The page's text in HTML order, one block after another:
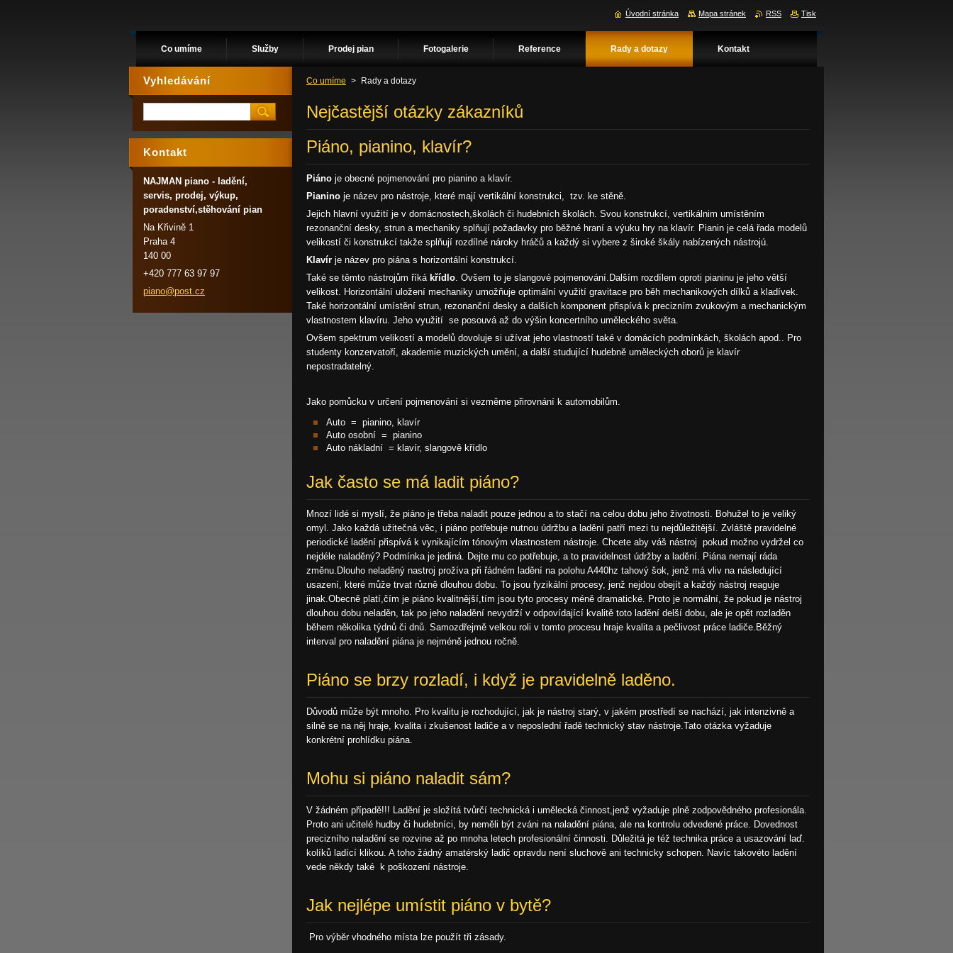
Co umíme Služby Prodej pian Fotogalerie Reference Rady a dotazy Kontakt
Co umíme > Rady a dotazy
Nejčastější otázky zákazníků
Piáno, pianino, klavír?
Piáno je obecné pojmenování pro pianino a klavír.
Pianino je název pro nástroje, které mají vertikální konstrukci, tzv. ke stěně.
Jejich hlavní využití je v domácnostech,školách či hudebních školách. Svou konstrukcí, vertikálnim umístěním
rezonanční desky, strun a mechaniky splňují požadavky pro běžné hraní a výuku hry na klavír. Pianin je celá řada modelů
velikostí či konstrukcí takže splňují rozdílné nároky hráčů a každý si vybere z široké škály nabízených nástrojú.
Klavír je název pro piána s horizontální konstrukcí.
Také se těmto nástrojům říká křídlo. Ovšem to je slangové pojmenování.Dalším rozdílem oproti pianinu je jeho větší
velikost. Horizontální uložení mechaniky umožňuje optimální využití gravitace pro běh mechanikových dílků a kladívek.
Také horizontální umístění strun, rezonanční desky a dalších komponent přispívá k precizním zvukovým a mechanickým
vlastnostem klavíru. Jeho využití se posouvá až do výšin koncertního uměleckého světa.
Ovšem spektrum velikostí a modelů dovoluje si užívat jeho vlastností také v domácích podmínkách, školách apod.. Pro
studenty konzervatoří, akademie muzických umění, a další studující hudebně uměleckých oborů je klavír
nepostradatelný.
Jako pomůcku v určení pojmenování si vezměme přirovnání k automobilům.
Auto = pianino, klavír
Auto osobní = pianino
Auto nákladní = klavír, slangově křídlo
Jak často se má ladit piáno?
Mnozí lidé si myslí, že piáno je třeba naladit pouze jednou a to stačí na celou dobu jeho životnosti. Bohužel to je veliký
omyl. Jako každá užitečná věc, i piáno potřebuje nutnou údržbu a ladění patří mezi tu nejdůležitější. Zvláště pravidelné
periodické ladění přispívá k vynikajícím tónovým vlastnostem nástroje. Chcete aby váš nástroj pokud možno vydržel co
nejdéle naladěný? Podmínka je jediná. Dejte mu co potřebuje, a to pravidelnost údržby a ladění. Piána nemají ráda
změnu.Dlouho neladěný nastroj prožíva při řádném ladění na polohu A440hz tahový šok, jenž má vliv na následující
usazení, které může trvat různě dlouhou dobu. To jsou fyzikální procesy, jenž nejdou obejít a každý nástroj reaguje
jinak.Obecně platí,čím je piáno kvalitnější,tím jsou tyto procesy méně dramatické. Proto je normální, že pokud je nástroj
dlouhou dobu neladěn, tak po jeho naladění nevydrží v odpovídající kvalitě toto ladění delší dobu, ale je opět rozladěn
během několika týdnů či dnů. Samozdřejmě velkou roli v tomto procesu hraje kvalita a pečlivost práce ladiče.Běžný
interval pro naladění piána je nejméně jednou ročně.
Piáno se brzy rozladí, i když je pravidelně laděno.
Důvodů může být mnoho. Pro kvalitu je rozhodující, jak je nástroj starý, v jakém prostředí se nachází, jak intenzivně a
silně se na něj hraje, kvalita i zkušenost ladiče a v neposlední řadě technický stav nástroje.Tato otázka vyžaduje
konkrétní prohlídku piána.
Mohu si piáno naladit sám?
V žádném případě!!! Ladění je složítá tvůrčí technická i umělecká činnost,jenž vyžaduje plně zodpovědného profesionála.
Proto ani učitelé hudby či hudebníci, by neměli být zváni na naladění piána, ale na kontrolu odvedené práce. Dovednost
precizního naladění se rozvine až po mnoha letech profesionální činnosti. Důležitá je též technika práce a usazování laď.
kolíků ladící klikou. A toho žádný amatérský ladič opravdu není sluchově ani technicky schopen. Navíc takovéto ladění
vede někdy také k poškození nástroje.
Jak nejlépe umístit piáno v bytě?
Pro výběr vhodného místa lze použít tři zásady.
Vyhledávání
Kontakt
NAJMAN piano - ladění,
servis, prodej, výkup,
poradenství,stěhování pian
Na Křivině 1
Praha 4
140 00
+420 777 63 97 97
piano@post.cz
Úvodní stránka Mapa stránek RSS Tisk